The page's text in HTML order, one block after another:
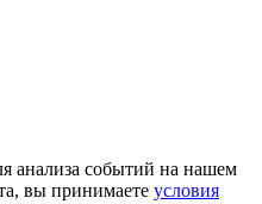
анализа событий на нашем
вы принимаете условия